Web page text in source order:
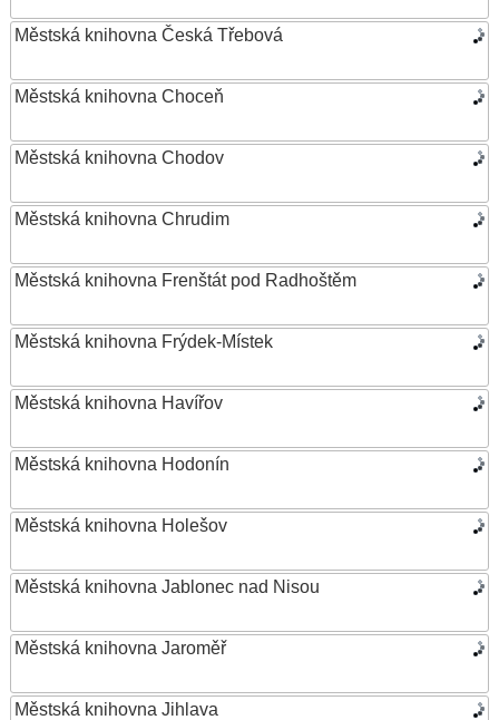
Městská knihovna Česká Třebová
Městská knihovna Choceň
Městská knihovna Chodov
Městská knihovna Chrudim
Městská knihovna Frenštát pod Radhoštěm
Městská knihovna Frýdek-Místek
Městská knihovna Havířov
Městská knihovna Hodonín
Městská knihovna Holešov
Městská knihovna Jablonec nad Nisou
Městská knihovna Jaroměř
Městská knihovna Jihlava